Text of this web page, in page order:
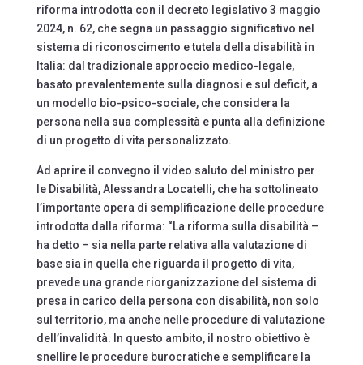
riforma introdotta con il decreto legislativo 3 maggio
2024, n. 62, che segna un passaggio significativo nel
sistema di riconoscimento e tutela della disabilità in
Italia: dal tradizionale approccio medico-legale,
basato prevalentemente sulla diagnosi e sul deficit, a
un modello bio-psico-sociale, che considera la
persona nella sua complessità e punta alla definizione
di un progetto di vita personalizzato.
Ad aprire il convegno il video saluto del ministro per
le Disabilità, Alessandra Locatelli, che ha sottolineato
l’importante opera di semplificazione delle procedure
introdotta dalla riforma: “La riforma sulla disabilità –
ha detto – sia nella parte relativa alla valutazione di
base sia in quella che riguarda il progetto di vita,
prevede una grande riorganizzazione del sistema di
presa in carico della persona con disabilità, non solo
sul territorio, ma anche nelle procedure di valutazione
dell’invalidità. In questo ambito, il nostro obiettivo è
snellire le procedure burocratiche e semplificare la